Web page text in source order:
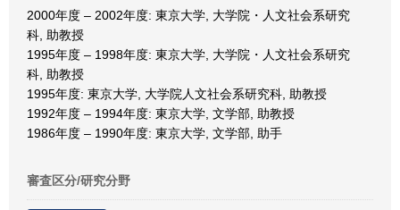
2000年度 – 2002年度: 東京大学, 大学院・人文社会系研究
科, 助教授
1995年度 – 1998年度: 東京大学, 大学院・人文社会系研究
科, 助教授
1995年度: 東京大学, 大学院人文社会系研究科, 助教授
1992年度 – 1994年度: 東京大学, 文学部, 助教授
1986年度 – 1990年度: 東京大学, 文学部, 助手
審査区分/研究分野